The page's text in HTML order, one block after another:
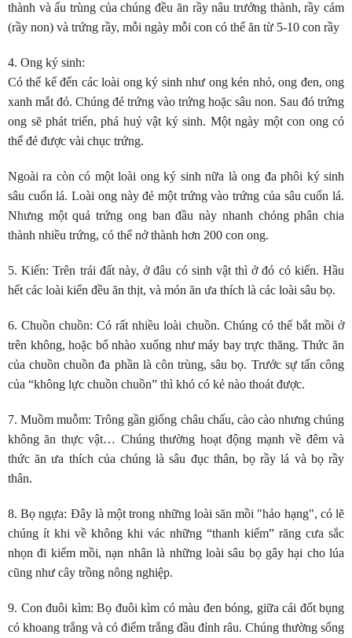
thành và ấu trùng của chúng đều ăn rầy nâu trưởng thành, rầy cám
(rầy non) và trứng rầy, mỗi ngày mỗi con có thể ăn từ 5-10 con rầy
4. Ong ký sinh:
Có thể kể đến các loài ong ký sinh như ong kén nhỏ, ong đen, ong
xanh mắt đỏ. Chúng đẻ trứng vào trứng hoặc sâu non. Sau đó trứng
ong sẽ phát triển, phá huỷ vật ký sinh. Một ngày một con ong có
thể đẻ được vài chục trứng.
Ngoài ra còn có một loài ong ký sinh nữa là ong đa phôi ký sinh
sâu cuốn lá. Loài ong này đẻ một trứng vào trứng của sâu cuốn lá.
Nhưng một quả trứng ong ban đầu này nhanh chóng phân chia
thành nhiều trứng, có thể nở thành hơn 200 con ong.
5. Kiến: Trên trái đất này, ở đâu có sinh vật thì ở đó có kiến. Hầu
hết các loài kiến đều ăn thịt, và món ăn ưa thích là các loài sâu bọ.
6. Chuồn chuồn: Có rất nhiều loài chuồn. Chúng có thể bắt mồi ở
trên không, hoặc bổ nhào xuống như máy bay trực thăng. Thức ăn
của chuồn chuồn đa phần là côn trùng, sâu bọ. Trước sự tấn công
của “không lực chuồn chuồn” thì khó có kẻ nào thoát được.
7. Muồm muỗm: Trông gần giống châu chấu, cào cào nhưng chúng
không ăn thực vật… Chúng thường hoạt động mạnh về đêm và
thức ăn ưa thích của chúng là sâu đục thân, bọ rầy lá và bọ rầy
thân.
8. Bọ ngựa: Đây là một trong những loài săn mồi "hảo hạng", có lẽ
chúng ít khi về không khi vác những “thanh kiếm” răng cưa sắc
nhọn đi kiếm mồi, nạn nhân là những loài sâu bọ gây hại cho lúa
cũng như cây trồng nông nghiệp.
9. Con đuôi kìm: Bọ đuôi kìm có màu đen bóng, giữa cái đốt bụng
có khoang trắng và có điểm trắng đầu đỉnh râu. Chúng thường sống